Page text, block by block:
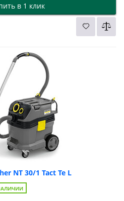
в 1 клик
NT 30/1 Tact Te L